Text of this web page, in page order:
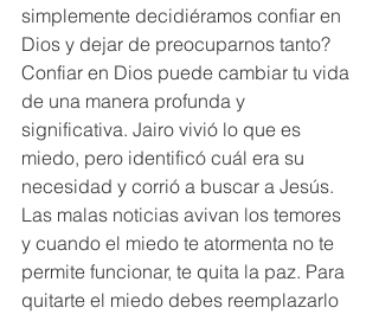
simplemente decidiéramos confiar en
Dios y dejar de preocuparnos tanto?
Confiar en Dios puede cambiar tu vida
de una manera profunda y
significativa. Jairo vivió lo que es
miedo, pero identificó cuál era su
necesidad y corrió a buscar a Jesús.
Las malas noticias avivan los temores
y cuando el miedo te atormenta no te
permite funcionar, te quita la paz. Para
quitarte el miedo debes reemplazarlo